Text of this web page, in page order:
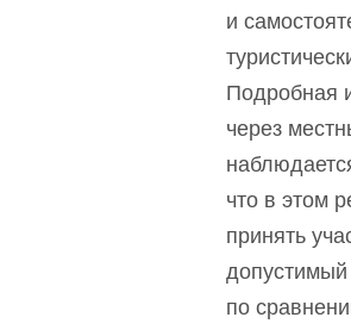
и
Подробная
через
что в этом
принять
допустимый
по